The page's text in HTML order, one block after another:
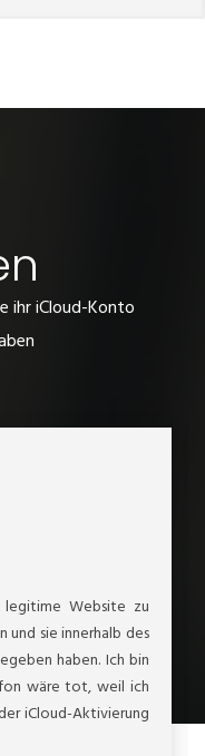
ihr iCloud-Konto
Website zu
und sie innerhalb des
haben. Ich bin
wäre tot, weil ich
iCloud-Aktivierung